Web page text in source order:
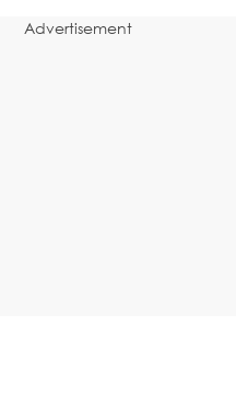
Advertisement